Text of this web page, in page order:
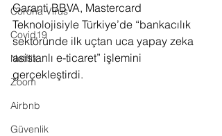
Corona Virus
Covid19
Netflix
Zoom
Airbnb
Güvenlik
Garanti BBVA, Mastercard
Teknolojisiyle Türkiye’de “bankacılık
sektöründe ilk uçtan uca yapay zeka
asistanlı e-ticaret” işlemini
gerçekleştirdi.